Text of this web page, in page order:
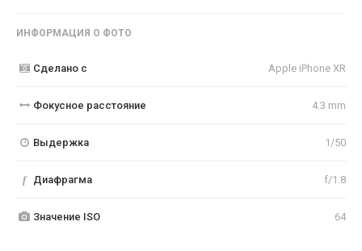
ИНФОРМАЦИЯ О ФОТО
Сделано с Apple iPhone XR
Фокусное расстояние 4.3 mm
Выдержка 1/50
f Диафрагма f/1.8
Значение ISO 64